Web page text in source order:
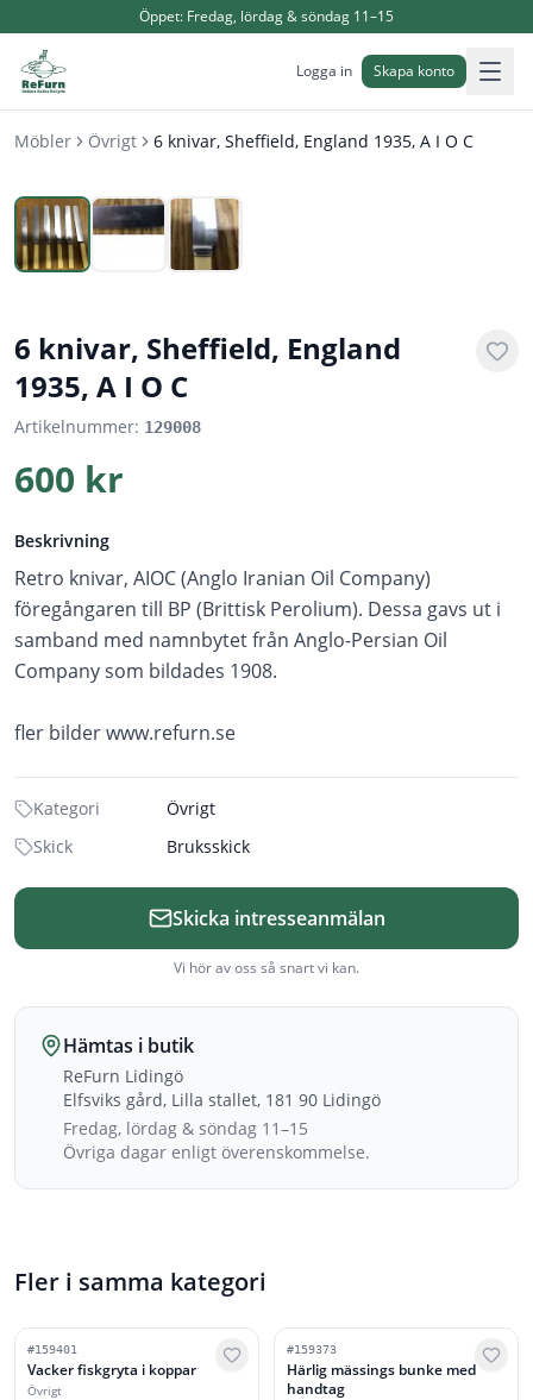
Öppet: Fredag, lördag & söndag 11–15
Logga in Skapa konto
Möbler Övrigt 6 knivar, Sheffield, England 1935, A I O C
1
6 knivar, Sheffield, England
1935, A I O C
Artikelnummer: 129008
600 kr
Beskrivning
Retro knivar, AIOC (Anglo Iranian Oil Company)
föregångaren till BP (Brittisk Perolium). Dessa gavs ut i
samband med namnbytet från Anglo-Persian Oil
Company som bildades 1908.
fler bilder www.refurn.se
Kategori
Övrigt
Skick
Bruksskick
Skicka intresseanmälan
Vi hör av oss så snart vi kan.
Hämtas i butik
ReFurn Lidingö
Elfsviks gård, Lilla stallet, 181 90 Lidingö
Fredag, lördag & söndag 11–15
Övriga dagar enligt överenskommelse.
Fler i samma kategori
#159401
Vacker fiskgryta i koppar
Övrigt
#159373
Härlig mässings bunke med
handtag